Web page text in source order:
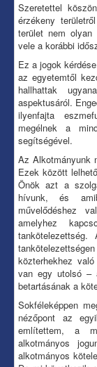
Szeretettel
érzékeny
terület nem olyan
vele a korábbi
Ez a jogok
az egyetemtől
hallhattak
aspektusáról.
ilyenfajta
megélnek a
segítségével.
Az Alkotmányunk
Ezek között
Önök azt a
hívunk, és
művelődéshez
amelyhez
közterhekhez
van egy utolsó –
betartásának a
Sokféleképpen
nézőpont az
említettem, a
alkotmányos
alkotmányos